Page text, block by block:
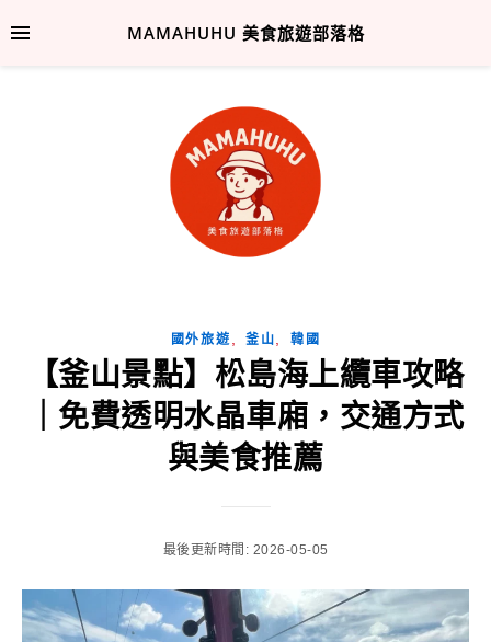
MAMAHUHU 美食旅遊部落格
國外旅遊 釜山 韓國
【釜山景點】松島海上纜車攻略
｜免費透明水晶車廂，交通方式
與美食推薦
最後更新時間: 2026-05-05